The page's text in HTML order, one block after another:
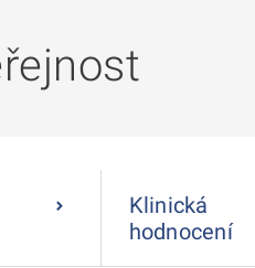
Klinická
hodnocení